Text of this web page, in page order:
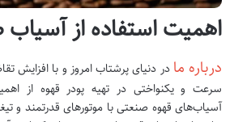
اهمیت استفاده از
درباره ما در دنیای پرشتاب امروز و با افزایش
سرعت و یکنواختی در تهیه پودر قهوه از
آسیاب‌های قهوه صنعتی با موتورهای قدرتمند و